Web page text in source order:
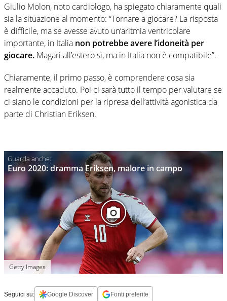
Giulio Molon, noto cardiologo, ha spiegato chiaramente quali
sia la situazione al momento: “Tornare a giocare? La risposta
è difficile, ma se avesse avuto un’aritmia ventricolare
importante, in Italia non potrebbe avere l’idoneità per
giocare. Magari all’estero sì, ma in Italia non è compatibile”.
Chiaramente, il primo passo, è comprendere cosa sia
realmente accaduto. Poi ci sarà tutto il tempo per valutare se
ci siano le condizioni per la ripresa dell’attività agonistica da
parte di Christian Eriksen.
Euro 2020: dramma Eriksen, malore in campo
Getty Images
Seguici su: Google Discover Fonti preferite